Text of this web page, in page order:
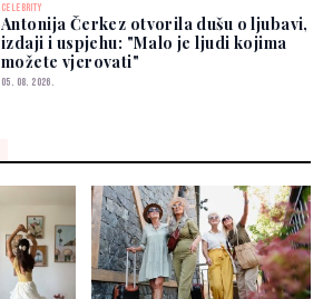
CELEBRITY
Antonija Čerkez otvorila dušu o ljubavi,
izdaji i uspjehu: "Malo je ljudi kojima
možete vjerovati"
05. 08. 2026.